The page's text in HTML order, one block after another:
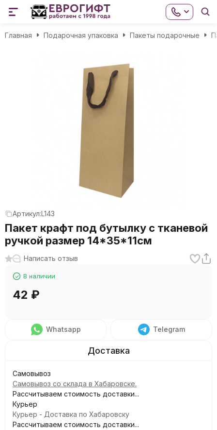
Главная Подарочная упаковка Пакеты подарочные
Артикул:L143
Пакет крафт под бутылку с тканевой
ручкой размер 14*35*11см
Написать отзыв
В наличии
42 ₽
Whatsapp Telegram
Самовывоз
Самовывоз со склада в Хабаровске.
Рассчитываем стоимость доставки...
Курьер
Курьер - Доставка по Хабаровску
Рассчитываем стоимость доставки...